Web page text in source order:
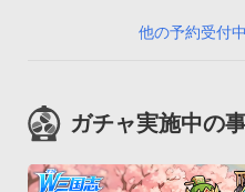
みます。※3　評価機能は有料
れた交通取締まり情報をリア
・交通規制情報を見ることが
他の予約受付
ガチャ実施中の